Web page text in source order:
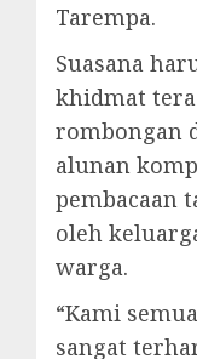
Tarempa.
Suasana
khidmat
rombongan
alunan
pembacaan
oleh
warga.
“Kami
sangat